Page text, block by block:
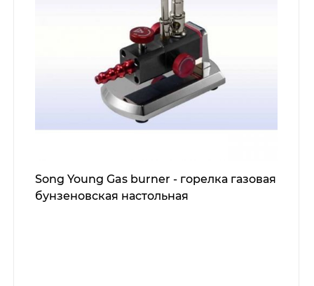
Song Young Gas burner - горелка газовая
бунзеновская настольная